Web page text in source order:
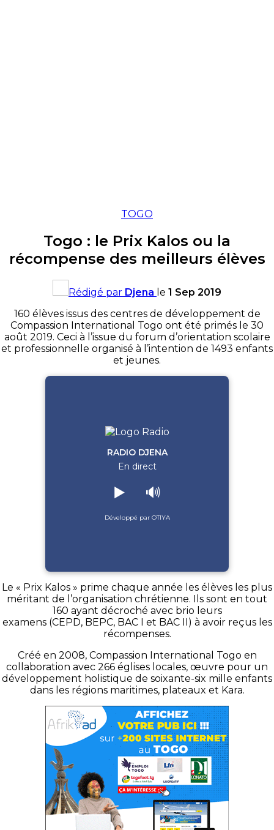
TOGO
Togo : le Prix Kalos ou la
récompense des meilleurs élèves
Rédigé par Djena le 1 Sep 2019
160 élèves issus des centres de développement de
Compassion International Togo ont été primés le 30
août 2019. Ceci à l’issue du forum d’orientation scolaire
et professionnelle organisé à l’intention de 1493 enfants
et jeunes.
RADIO DJENA
En direct
▶️ 🔊
Développé par OTIYA
Le « Prix Kalos » prime chaque année les élèves les plus
méritant de l’organisation chrétienne. Ils sont en tout
160 ayant décroché avec brio leurs
examens (CEPD, BEPC, BAC I et BAC II) à avoir reçus les
récompenses.
Créé en 2008, Compassion International Togo en
collaboration avec 266 églises locales, œuvre pour un
développement holistique de soixante-six mille enfants
dans les régions maritimes, plateaux et Kara.